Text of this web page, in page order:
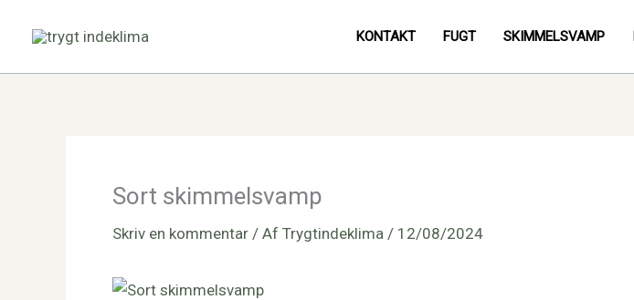
KONTAKT FUGT SKIMMELSVAMP
Sort skimmelsvamp
Skriv en kommentar / Af Trygtindeklima / 12/08/2024